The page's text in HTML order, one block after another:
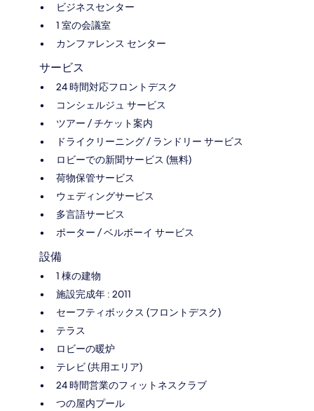
ビジネスセンター
1 室の会議室
カンファレンス センター
サービス
24 時間対応フロントデスク
コンシェルジュ サービス
ツアー / チケット案内
ドライクリーニング / ランドリー サービス
ロビーでの新聞サービス (無料)
荷物保管サービス
ウェディングサービス
多言語サービス
ポーター / ベルボーイ サービス
設備
1 棟の建物
施設完成年 : 2011
セーフティボックス (フロントデスク)
テラス
ロビーの暖炉
テレビ (共用エリア)
24 時間営業のフィットネスクラブ
つの屋内プール